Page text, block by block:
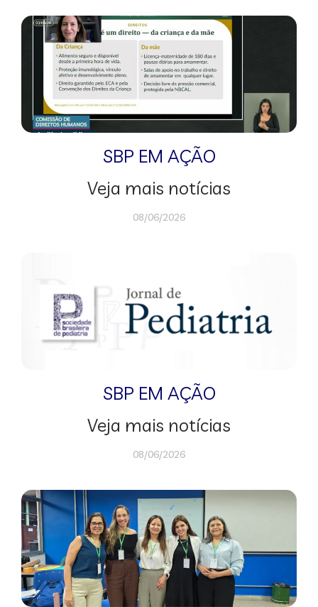
SBP EM AÇÃO
Veja mais notícias
08/06/2026
SBP EM AÇÃO
Veja mais notícias
08/06/2026